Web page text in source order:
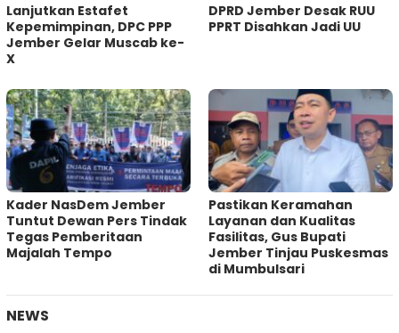
Lanjutkan Estafet
Kepemimpinan, DPC PPP
Jember Gelar Muscab ke-
X
DPRD Jember Desak RUU
PPRT Disahkan Jadi UU
Kader NasDem Jember
Tuntut Dewan Pers Tindak
Tegas Pemberitaan
Majalah Tempo
Pastikan Keramahan
Layanan dan Kualitas
Fasilitas, Gus Bupati
Jember Tinjau Puskesmas
di Mumbulsari
NEWS